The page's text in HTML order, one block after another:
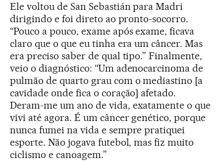
Ele voltou de San Sebastián para Madri
dirigindo e foi direto ao pronto-socorro.
“Pouco a pouco, exame após exame, ficava
claro que o que eu tinha era um câncer. Mas
era preciso saber de qual tipo.” Finalmente,
veio o diagnóstico: “Um adenocarcinoma de
pulmão de quarto grau com o mediastino [a
cavidade onde fica o coração] afetado.
Deram-me um ano de vida, exatamente o que
vivi até agora. É um câncer genético, porque
nunca fumei na vida e sempre pratiquei
esporte. Não jogava futebol, mas fiz muito
ciclismo e canoagem.”